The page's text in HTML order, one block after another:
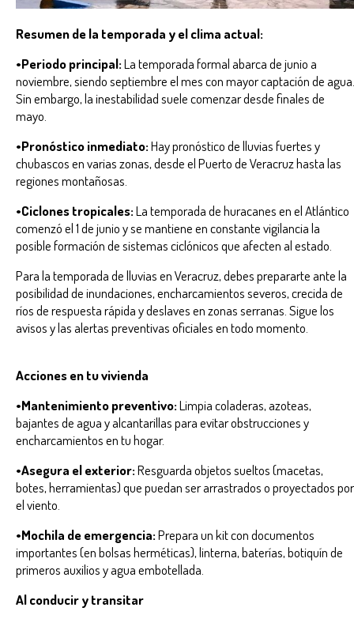
Resumen de la temporada y el clima actual:
•Periodo principal:La temporada formal abarca de junio a
noviembre, siendo septiembre el mes con mayor captación de agua.
Sin embargo, la inestabilidad suele comenzar desde finales de
mayo.
•Pronóstico inmediato:Hay pronóstico de lluvias fuertes y
chubascos en varias zonas, desde el Puerto de Veracruz hasta las
regiones montañosas.
•Ciclones tropicales:La temporada de huracanes en el Atlántico
comenzó el 1 de junio y se mantiene en constante vigilancia la
posible formación de sistemas ciclónicos que afecten al estado.
Para la temporada de lluvias en Veracruz, debes prepararte ante la
posibilidad de inundaciones, encharcamientos severos, crecida de
ríos de respuesta rápida y deslaves en zonas serranas. Sigue los
avisos y las alertas preventivas oficiales en todo momento.
Acciones en tu vivienda
•Mantenimiento preventivo:Limpia coladeras, azoteas,
bajantes de agua y alcantarillas para evitar obstrucciones y
encharcamientos en tu hogar.
•Asegura el exterior:Resguarda objetos sueltos (macetas,
botes, herramientas) que puedan ser arrastrados o proyectados por
el viento.
•Mochila de emergencia:Prepara un kit con documentos
importantes (en bolsas herméticas), linterna, baterías, botiquín de
primeros auxilios y agua embotellada.
Al conducir y transitar